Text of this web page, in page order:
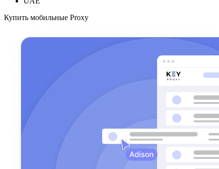
Купить мобильные Proxy